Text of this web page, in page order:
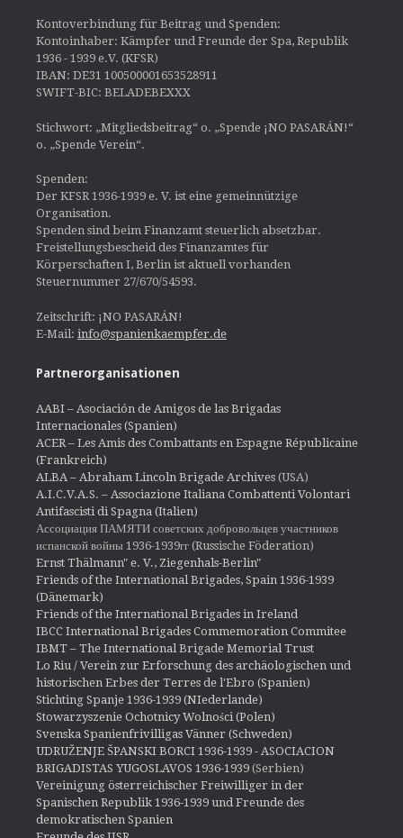
Kontoverbindung für Beitrag und Spenden:
Kontoinhaber: Kämpfer und Freunde der Spa, Republik
1936 - 1939 e.V. (KFSR)
IBAN: DE31 100500001653528911
SWIFT-BIC: BELADEBEXXX
Stichwort: „Mitgliedsbeitrag“ o. „Spende ¡NO PASARÁN!“
o. „Spende Verein“.
Spenden:
Der KFSR 1936-1939 e. V. ist eine gemeinnützige
Organisation.
Spenden sind beim Finanzamt steuerlich absetzbar.
Freistellungsbescheid des Finanzamtes für
Körperschaften I, Berlin ist aktuell vorhanden
Steuernummer 27/670/54593.
Zeitschrift: ¡NO PASARÁN!
E-Mail: info@spanienkaempfer.de
Partnerorganisationen
AABI – Asociación de Amigos de las Brigadas
Internacionales (Spanien)
ACER – Les Amis des Combattants en Espagne Républicaine
(Frankreich)
ALBA – Abraham Lincoln Brigade Archives (USA)
A.I.C.V.A.S. – Associazione Italiana Combattenti Volontari
Antifascisti di Spagna (Italien)
Ассоциация ПАМЯТИ советских добровольцев участников
испанской войны 1936-1939гг (Russische Föderation)
Ernst Thälmann" e. V., Ziegenhals-Berlin"
Friends of the International Brigades, Spain 1936-1939
(Dänemark)
Friends of the International Brigades in Ireland
IBCC International Brigades Commemoration Commitee
IBMT – The International Brigade Memorial Trust
Lo Riu / Verein zur Erforschung des archäologischen und
historischen Erbes der Terres de l'Ebro (Spanien)
Stichting Spanje 1936-1939 (NIederlande)
Stowarzyszenie Ochotnicy Wolności (Polen)
Svenska Spanienfrivilligas Vänner (Schweden)
UDRUŽENJE ŠPANSKI BORCI 1936-1939 - ASOCIACION
BRIGADISTAS YUGOSLAVOS 1936-1939 (Serbien)
Vereinigung österreichischer Freiwilliger in der
Spanischen Republik 1936-1939 und Freunde des
demokratischen Spanien